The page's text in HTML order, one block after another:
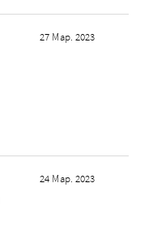
27 Мар. 2023
24 Мар. 2023